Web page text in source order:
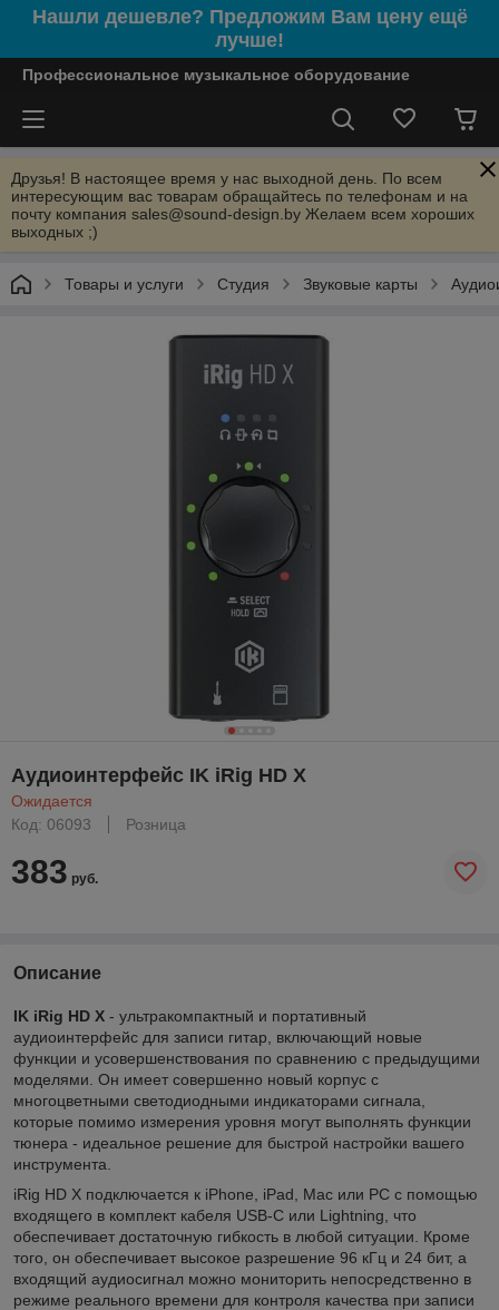
Нашли дешевле? Предложим Вам цену ещё
лучше!
Профессиональное музыкальное оборудование
Друзья! В настоящее время у нас выходной день. По всем
интересующим вас товарам обращайтесь по телефонам и на
почту компания sales@sound-design.by Желаем всем хороших
выходных ;)
Товары и услуги Студия Звуковые карты
Аудиоинтерфейс IK iRig HD X
Ожидается
Код: 06093
Розница
383 руб.
Описание
IK iRig HD X - ультракомпактный и портативный
аудиоинтерфейс для записи гитар, включающий новые
функции и усовершенствования по сравнению с предыдущими
моделями. Он имеет совершенно новый корпус с
многоцветными светодиодными индикаторами сигнала,
которые помимо измерения уровня могут выполнять функции
тюнера - идеальное решение для быстрой настройки вашего
инструмента.
iRig HD X подключается к iPhone, iPad, Mac или PC с помощью
входящего в комплект кабеля USB-C или Lightning, что
обеспечивает достаточную гибкость в любой ситуации. Кроме
того, он обеспечивает высокое разрешение 96 кГц и 24 бит, а
входящий аудиосигнал можно мониторить непосредственно в
режиме реального времени для контроля качества при записи